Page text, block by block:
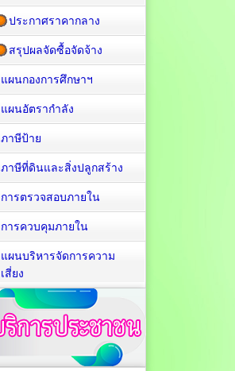
ประกาศราคากลาง
สรุปผลจัดซื้อจัดจ้าง
แผนกองการศึกษาฯ
แผนอัตรากำลัง
ภาษีป้าย
ภาษีที่ดินและสิ่งปลูกสร้าง
การตรวจสอบภายใน
การควบคุมภายใน
แผนบริหารจัดการความ
เสี่ยง